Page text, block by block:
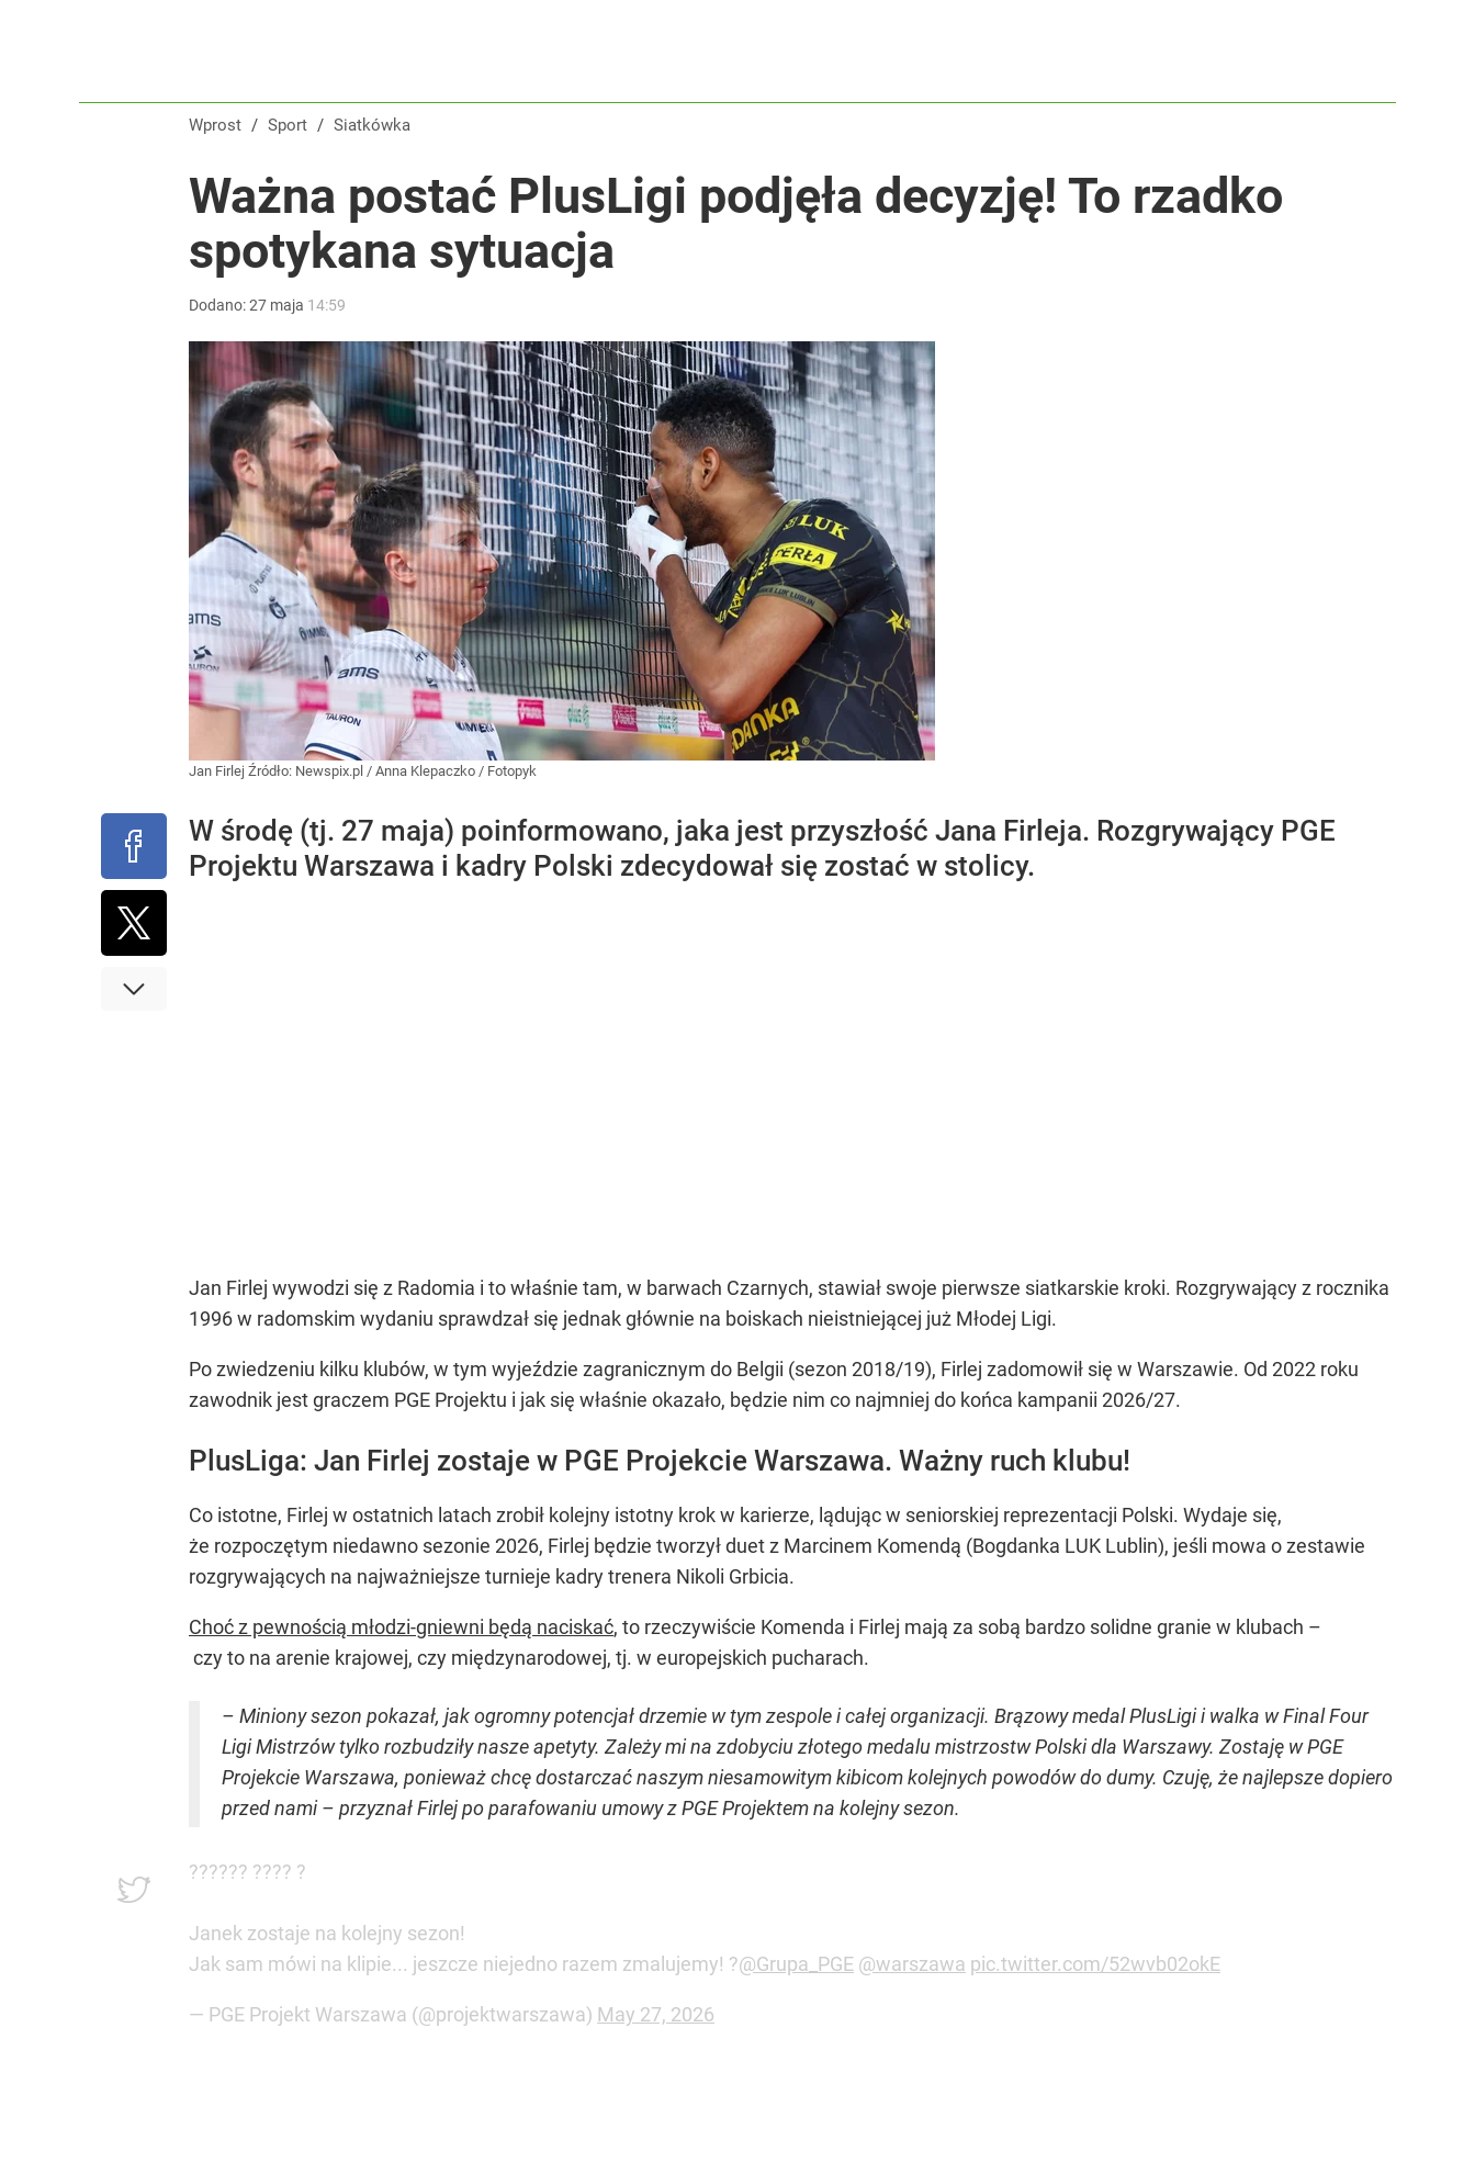
Wprost / Sport / Siatkówka
Ważna postać PlusLigi podjęła decyzję! To rzadko
spotykana sytuacja
Dodano:27 maja 14:59
Jan Firlej Źródło: Newspix.pl / Anna Klepaczko / Fotopyk
W środę (tj. 27 maja) poinformowano, jaka jest przyszłość Jana Firleja. Rozgrywający PGE
Projektu Warszawa i kadry Polski zdecydował się zostać w stolicy.
Jan Firlej wywodzi się z Radomia i to właśnie tam, w barwach Czarnych, stawiał swoje pierwsze siatkarskie kroki. Rozgrywający z rocznika
1996 w radomskim wydaniu sprawdzał się jednak głównie na boiskach nieistniejącej już Młodej Ligi.
Po zwiedzeniu kilku klubów, w tym wyjeździe zagranicznym do Belgii (sezon 2018/19), Firlej zadomowił się w Warszawie. Od 2022 roku
zawodnik jest graczem PGE Projektu i jak się właśnie okazało, będzie nim co najmniej do końca kampanii 2026/27.
PlusLiga: Jan Firlej zostaje w PGE Projekcie Warszawa. Ważny ruch klubu!
Co istotne, Firlej w ostatnich latach zrobił kolejny istotny krok w karierze, lądując w seniorskiej reprezentacji Polski. Wydaje się,
że rozpoczętym niedawno sezonie 2026, Firlej będzie tworzył duet z Marcinem Komendą (Bogdanka LUK Lublin), jeśli mowa o zestawie
rozgrywających na najważniejsze turnieje kadry trenera Nikoli Grbicia.
Choć z pewnością młodzi-gniewni będą naciskać, to rzeczywiście Komenda i Firlej mają za sobą bardzo solidne granie w klubach –
czy to na arenie krajowej, czy międzynarodowej, tj. w europejskich pucharach.
– Miniony sezon pokazał, jak ogromny potencjał drzemie w tym zespole i całej organizacji. Brązowy medal PlusLigi i walka w Final Four
Ligi Mistrzów tylko rozbudziły nasze apetyty. Zależy mi na zdobyciu złotego medalu mistrzostw Polski dla Warszawy. Zostaję w PGE
Projekcie Warszawa, ponieważ chcę dostarczać naszym niesamowitym kibicom kolejnych powodów do dumy. Czuję, że najlepsze dopiero
przed nami – przyznał Firlej po parafowaniu umowy z PGE Projektem na kolejny sezon.
?????? ???? ?
Janek zostaje na kolejny sezon!
Jak sam mówi na klipie... jeszcze niejedno razem zmalujemy! ?@Grupa_PGE @warszawa pic.twitter.com/52wvb02okE
— PGE Projekt Warszawa (@projektwarszawa) May 27, 2026